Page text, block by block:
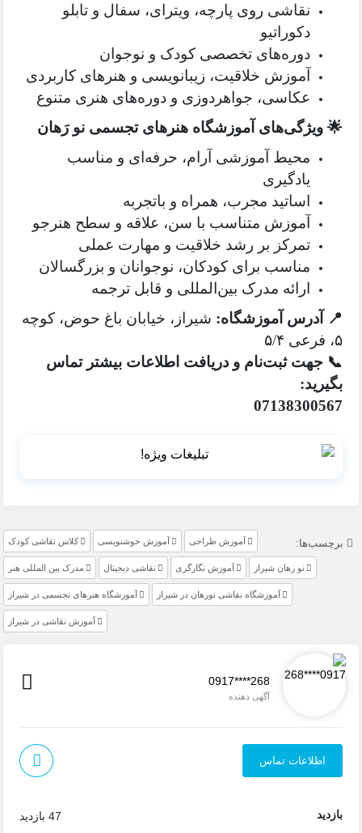
نقاشی روی پارچه، ویترای، سفال و تابلو
دکوراتیو
دوره‌های تخصصی کودک و نوجوان
آموزش خلاقیت، زیبانویسی و هنرهای کاربردی
عکاسی، جواهردوزی و دوره‌های هنری متنوع
🌟 ویژگی‌های آموزشگاه هنرهای تجسمی نو رَهان
محیط آموزشی آرام، حرفه‌ای و مناسب
یادگیری
اساتید مجرب، همراه و باتجربه
آموزش متناسب با سن، علاقه و سطح هنرجو
تمرکز بر رشد خلاقیت و مهارت عملی
مناسب برای کودکان، نوجوانان و بزرگسالان
ارائه مدرک بین‌المللی و قابل ترجمه
📍 آدرس آموزشگاه: شیراز، خیابان باغ حوض، کوچه
۵، فرعی ۵/۴
📞 جهت ثبت‌نام و دریافت اطلاعات بیشتر تماس
بگیرید:
07138300567
برچسب‌ها: آموزش طراحی آموزش خوشنویسی کلاس نقاشی کودک
نو رهان شیراز آموزش نگارگری نقاشی دیجیتال مدرک بین المللی هنر
آموزشگاه نقاشی نورهان در شیراز آموزشگاه هنرهای تجسمی در شیراز
آموزش نقاشی در شیراز
0917****268
آگهی دهنده
اطلاعات تماس
بازدید 47 بازدید